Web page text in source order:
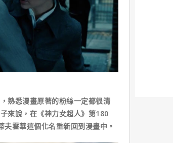
悉漫畫原著的粉絲一定都很清
來說，在《神力女超人》第180
霍華這個化名重新回到漫畫中。